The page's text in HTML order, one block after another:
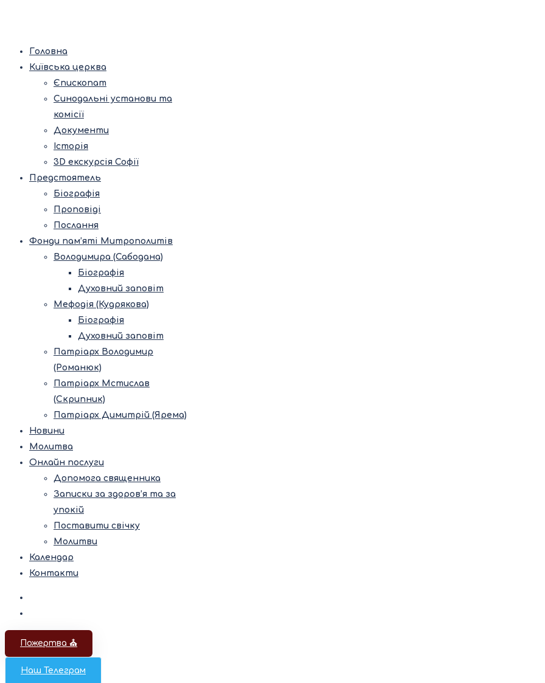
Головна
Київська церква
Єпископат
Синодальні установи та
комісії
Документи
Історія
3D екскурсія Софії
Предстоятель
Біографія
Проповіді
Послання
Фонди пам’яті Митрополитів
Володимира (Сабодана)
Біографія
Духовний заповіт
Мефодія (Кудрякова)
Біографія
Духовний заповіт
Патріарх Володимир
(Романюк)
Патріарх Мстислав
(Скрипник)
Патріарх Димитрій (Ярема)
Новини
Молитва
Онлайн послуги
Допомога священника
Записки за здоров’я та за
упокій
Поставити свічку
Молитви
Календар
Контакти
Пожертва ⛪️
Наш Телеграм